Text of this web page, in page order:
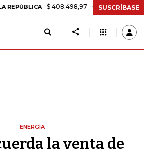
$ 408.498,97 +$ 8.753,81 +2,19%
SUSCRÍBASE
ENERGÍA
la venta de